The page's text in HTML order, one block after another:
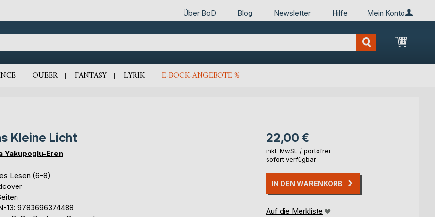
Mein Konto
Über BoD Blog Newsletter Hilfe
Mein
QUEER FANTASY LYRIK E-BOOK-ANGEBOTE %
Kleine Licht
Yakupoglu-Eren
Lesen (6-8)
13: 9783696374488
22,00 €
inkl. MwSt. / portofrei
sofort verfügbar
IN DEN WARENKORB
Auf die Merkliste